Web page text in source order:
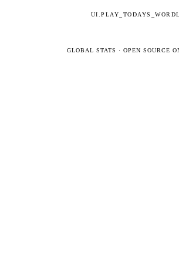
GLOBAL STATS · OPEN SOURCE